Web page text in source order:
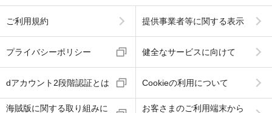
ご利用規約 提供事業者等に関する表示
プライバシーポリシー 健全なサービスに向けて
dアカウント2段階認証とは Cookieの利用について
海賊版に関する取り組みに
お客さまのご利用端末から